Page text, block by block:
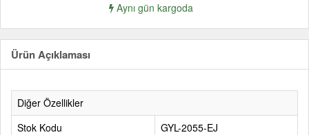
Aynı gün kargoda
Ürün Açıklaması
Diğer Özellikler
Stok Kodu
GYL-2055-EJ